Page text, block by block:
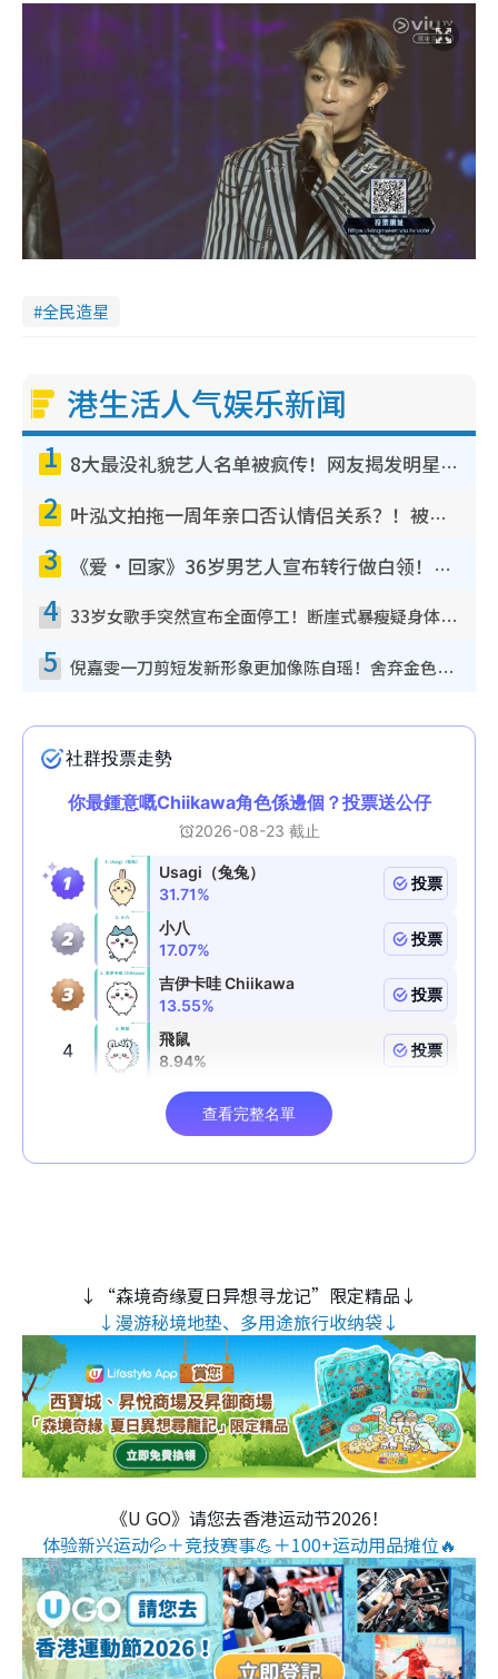
全民造星
港生活人气娱乐新闻
1 8大最没礼貌艺人名单被疯传！网友揭发明星真面目，一致数落这一位是无品天花板？
2 叶泓文拍拖一周年亲口否认情侣关系？！被质疑感情造假竟称GM“普通同事”
3 《爱·回家》36岁男艺人宣布转行做白领！卸下艺人身份回归素人平淡生活
4 33岁女歌手突然宣布全面停工！断崖式暴瘦疑身体亮红灯！声明曝：将暂时淡出
5 倪嘉雯一刀剪短发新形象更加像陈自瑶！舍弃金色长发造型气质大变超惊喜
↓“森境奇缘夏日异想寻龙记”限定精品↓
↓漫游秘境地垫、多用途旅行收纳袋↓
《U GO》请您去香港运动节2026！
体验新兴运动💦＋竞技赛事💪＋100+运动用品摊位🔥